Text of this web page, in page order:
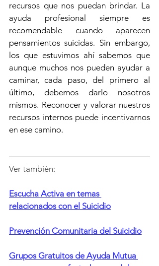
recursos que nos puedan brindar. La
ayuda profesional siempre es
recomendable cuando aparecen
pensamientos suicidas. Sin embargo,
los que estuvimos ahí sabemos que
aunque muchos nos pueden ayudar a
caminar, cada paso, del primero al
último, debemos darlo nosotros
mismos. Reconocer y valorar nuestros
recursos internos puede incentivarnos
en ese camino.
Ver también:
Escucha Activa en temas
relacionados con el Suicidio
Prevención Comunitaria del Suicidio
Grupos Gratuitos de Ayuda Mutua